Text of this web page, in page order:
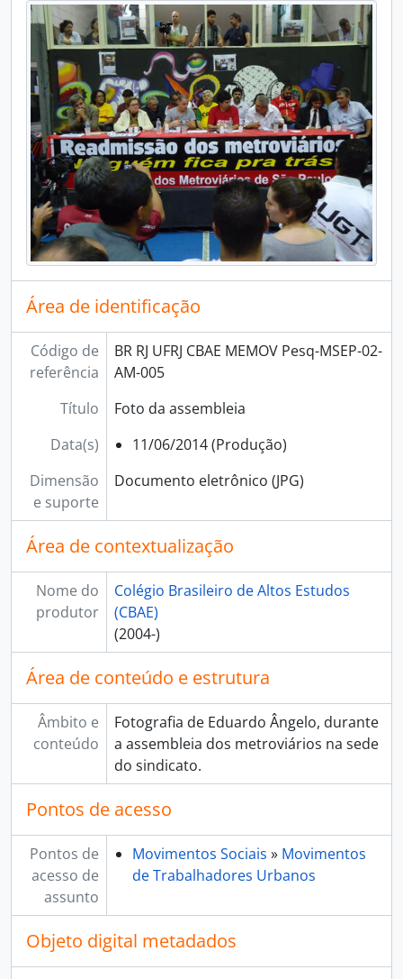
Área de identificação
Código de
referência
BR RJ UFRJ CBAE MEMOV Pesq-MSEP-02-
AM-005
Título
Foto da assembleia
Data(s)
11/06/2014 (Produção)
Dimensão
e suporte
Documento eletrônico (JPG)
Área de contextualização
Nome do
produtor
Colégio Brasileiro de Altos Estudos
(CBAE)
(2004-)
Área de conteúdo e estrutura
Âmbito e
conteúdo
Fotografia de Eduardo Ângelo, durante
a assembleia dos metroviários na sede
do sindicato.
Pontos de acesso
Pontos de
acesso de
assunto
Movimentos Sociais » Movimentos
de Trabalhadores Urbanos
Objeto digital metadados